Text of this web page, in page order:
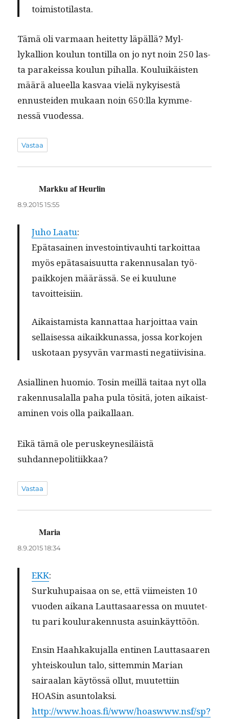
toimistotilasta.
Tämä oli var­maan heit­et­ty läpäl­lä? Myl­
lykallion koulun ton­til­la on jo nyt noin 250 las­
ta parakeis­sa koulun pihal­la. Kouluikäis­ten
määrä alueel­la kas­vaa vielä nykyis­es­tä
ennustei­den mukaan noin 650:lla kymme­
nessä vuodessa.
Vastaa
Markku af Heurlin
8.9.2015 15:55
Juho Laatu:
Epä­ta­sainen investoin­ti­vauhti tarkoit­taa
myös epä­ta­saisu­ut­ta raken­nusalan työ­
paikko­jen määrässä. Se ei kuu­lune
tavoitteisiin.
Aikaistamista kan­nat­taa har­joit­taa vain
sel­l­aises­sa aikaikku­nas­sa, jos­sa korko­jen
usko­taan pysyvän var­masti negatiivisina.
Asialli­nen huomio. Tosin meil­lä taitaa nyt olla
raken­nusalal­la paha pula tösitä, joten aikaist­
a­mi­nen vois olla paikallaan.
Eikä tämä ole peruskey­ne­siläistä
suhdannepolitiikkaa?
Vastaa
Maria
8.9.2015 18:34
EKK:
Surkuhu­paisaa on se, että viimeis­ten 10
vuo­den aikana Laut­tasaa­res­sa on muutet­
tu pari koulu­raken­nus­ta asuinkäyttöön.
Ensin Haahkaku­jal­la enti­nen Laut­tasaaren
yhteisk­oulun talo, sit­tem­min Mar­i­an
sairaalan käytössä ollut, muutet­ti­in
HOASin asuntolaksi.
http://www.hoas.fi/www/hoaswww.nsf/sp?